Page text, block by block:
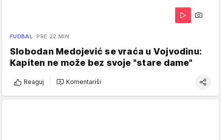
FUDBAL PRE 22 MIN
Slobodan Medojević se vraća u Vojvodinu:
Kapiten ne može bez svoje "stare dame"
Reaguj Komentariši